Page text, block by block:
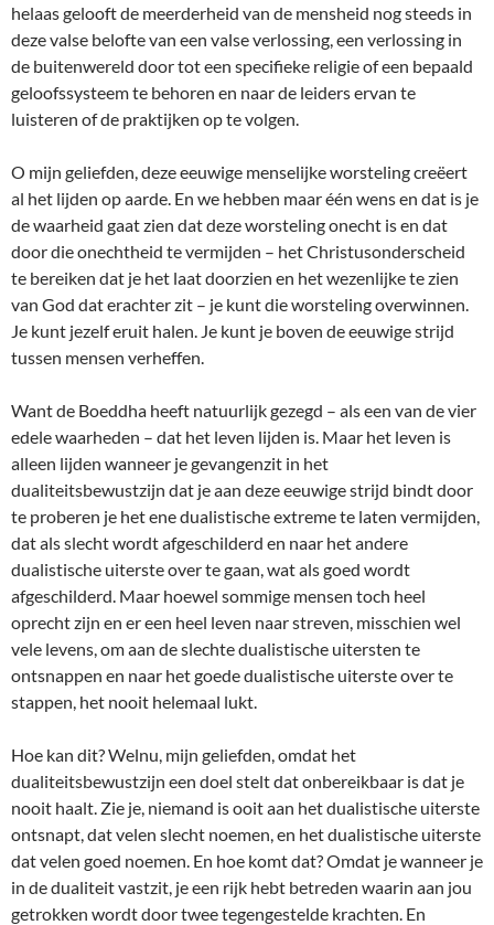
helaas gelooft de meerderheid van de mensheid nog steeds in
deze valse belofte van een valse verlossing, een verlossing in
de buitenwereld door tot een specifieke religie of een bepaald
geloofssysteem te behoren en naar de leiders ervan te
luisteren of de praktijken op te volgen.
O mijn geliefden, deze eeuwige menselijke worsteling creëert
al het lijden op aarde. En we hebben maar één wens en dat is je
de waarheid gaat zien dat deze worsteling onecht is en dat
door die onechtheid te vermijden – het Christusonderscheid
te bereiken dat je het laat doorzien en het wezenlijke te zien
van God dat erachter zit – je kunt die worsteling overwinnen.
Je kunt jezelf eruit halen. Je kunt je boven de eeuwige strijd
tussen mensen verheffen.
Want de Boeddha heeft natuurlijk gezegd – als een van de vier
edele waarheden – dat het leven lijden is. Maar het leven is
alleen lijden wanneer je gevangenzit in het
dualiteitsbewustzijn dat je aan deze eeuwige strijd bindt door
te proberen je het ene dualistische extreme te laten vermijden,
dat als slecht wordt afgeschilderd en naar het andere
dualistische uiterste over te gaan, wat als goed wordt
afgeschilderd. Maar hoewel sommige mensen toch heel
oprecht zijn en er een heel leven naar streven, misschien wel
vele levens, om aan de slechte dualistische uitersten te
ontsnappen en naar het goede dualistische uiterste over te
stappen, het nooit helemaal lukt.
Hoe kan dit? Welnu, mijn geliefden, omdat het
dualiteitsbewustzijn een doel stelt dat onbereikbaar is dat je
nooit haalt. Zie je, niemand is ooit aan het dualistische uiterste
ontsnapt, dat velen slecht noemen, en het dualistische uiterste
dat velen goed noemen. En hoe komt dat? Omdat je wanneer je
in de dualiteit vastzit, je een rijk hebt betreden waarin aan jou
getrokken wordt door twee tegengestelde krachten. En